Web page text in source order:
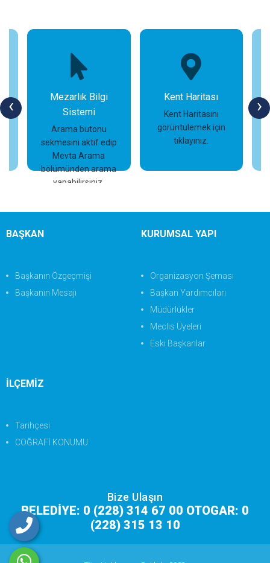
‹ ›
Mezarlık Bilgi
Sistemi
Arama butonu
sekmesini aktif edip
Mevta Arama
bölümünden arama
yapabilirsiniz.
İncele
Kent Haritası
Kent Haritasını
görüntülemek için
tıklayınız.
BAŞKAN
Başkanın Özgeçmişi
Başkanın Mesajı
KURUMSAL YAPI
Organizasyon Şeması
Başkan Yardımcıları
Müdürlükler
Meclis Üyeleri
Eski Başkanlar
İLÇEMİZ
Tarihçesi
COĞRAFİ KONUMU
Bize Ulaşın
BELEDİYE: 0 (228) 314 67 00 OTOGAR: 0
(228) 315 13 10